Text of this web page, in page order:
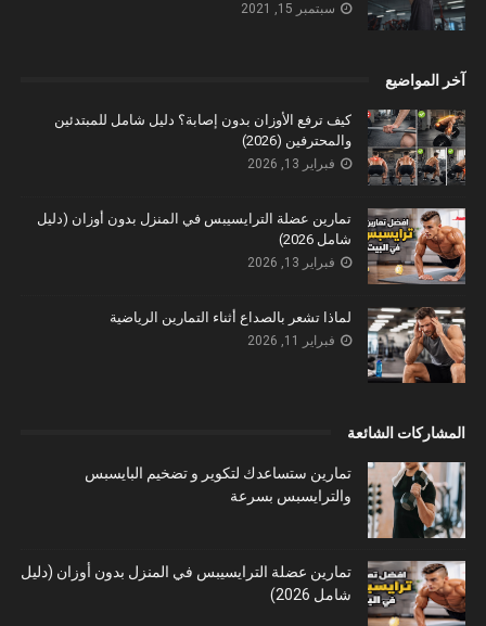
سبتمبر 15, 2021
آخر المواضيع
كيف ترفع الأوزان بدون إصابة؟ دليل شامل للمبتدئين
والمحترفين (2026)
فبراير 13, 2026
تمارين عضلة الترايسيبس في المنزل بدون أوزان (دليل
شامل 2026)
فبراير 13, 2026
لماذا تشعر بالصداع أثناء التمارين الرياضية
فبراير 11, 2026
المشاركات الشائعة
تمارين ستساعدك لتكوير و تضخيم البايسبس
والترايسبس بسرعة
تمارين عضلة الترايسيبس في المنزل بدون أوزان (دليل
شامل 2026)